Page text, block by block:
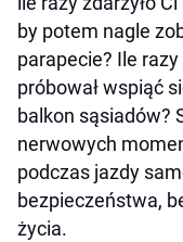
by potem nagle
parapecie? Ile
próbował wspiąć
balkon sąsiadów?
nerwowych
podczas jazdy
bezpieczeństwa,
życia.